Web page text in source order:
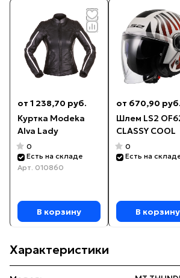
от 1 238,70 руб.
Куртка Modeka
Alva Lady
0
Есть на складе
Арт. 010860
В корзину
от 670,90 руб.
Шлем LS2
CLASSY COOL
0
Есть на
В корзину
Характеристики